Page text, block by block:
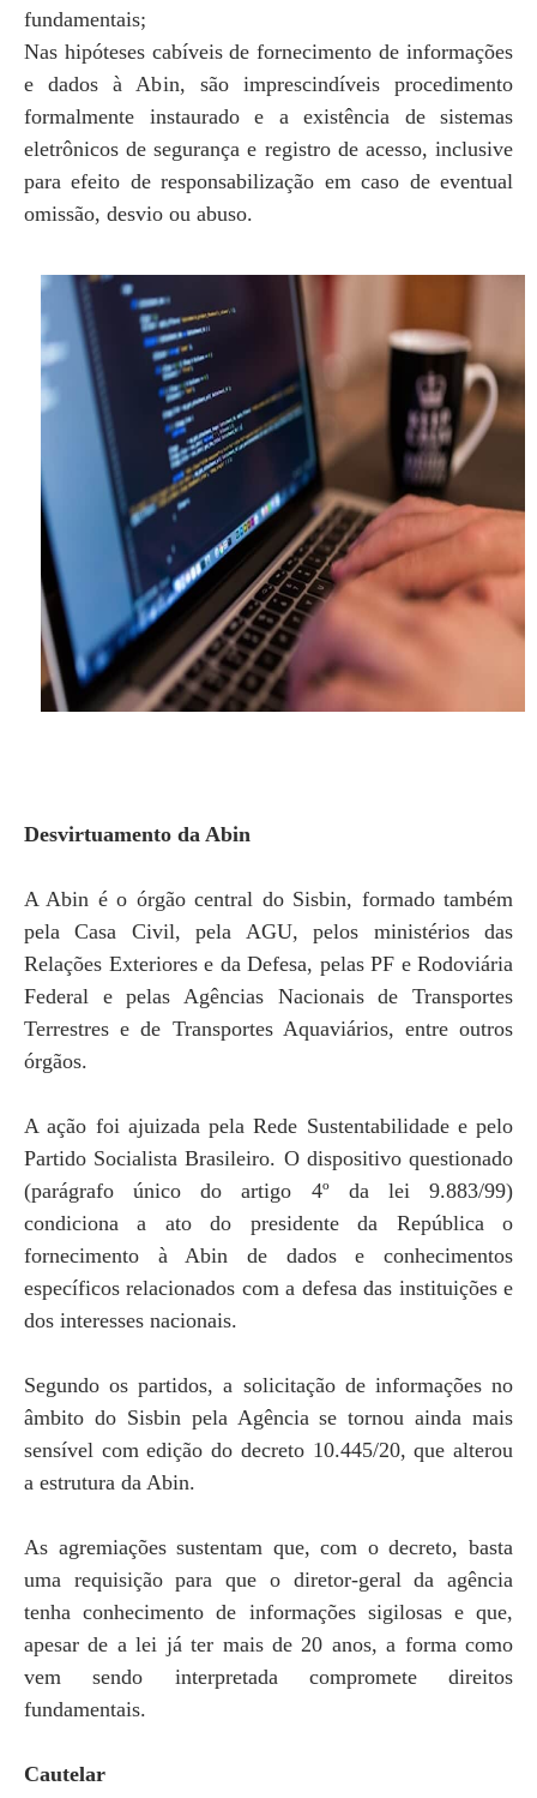
fundamentais;
Nas hipóteses cabíveis de fornecimento de informações
e dados à Abin, são imprescindíveis procedimento
formalmente instaurado e a existência de sistemas
eletrônicos de segurança e registro de acesso, inclusive
para efeito de responsabilização em caso de eventual
omissão, desvio ou abuso.
Desvirtuamento da Abin
A Abin é o órgão central do Sisbin, formado também
pela Casa Civil, pela AGU, pelos ministérios das
Relações Exteriores e da Defesa, pelas PF e Rodoviária
Federal e pelas Agências Nacionais de Transportes
Terrestres e de Transportes Aquaviários, entre outros
órgãos.
A ação foi ajuizada pela Rede Sustentabilidade e pelo
Partido Socialista Brasileiro. O dispositivo questionado
(parágrafo único do artigo 4º da lei 9.883/99)
condiciona a ato do presidente da República o
fornecimento à Abin de dados e conhecimentos
específicos relacionados com a defesa das instituições e
dos interesses nacionais.
Segundo os partidos, a solicitação de informações no
âmbito do Sisbin pela Agência se tornou ainda mais
sensível com edição do decreto 10.445/20, que alterou
a estrutura da Abin.
As agremiações sustentam que, com o decreto, basta
uma requisição para que o diretor-geral da agência
tenha conhecimento de informações sigilosas e que,
apesar de a lei já ter mais de 20 anos, a forma como
vem sendo interpretada compromete direitos
fundamentais.
Cautelar